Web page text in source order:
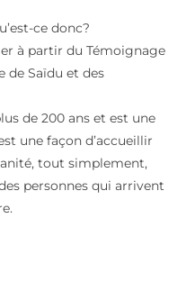
ce donc?
à partir du Témoignage
de Saïdu et des
de 200 ans et est une
une façon d’accueillir
tout simplement,
personnes qui arrivent